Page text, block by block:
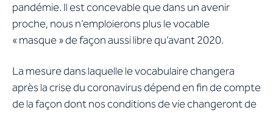
pandémie. Il est concevable que dans un avenir
proche, nous n’emploierons plus le vocable
« masque » de façon aussi libre qu’avant 2020.
La mesure dans laquelle le vocabulaire changera
après la crise du coronavirus dépend en fin de compte
de la façon dont nos conditions de vie changeront de